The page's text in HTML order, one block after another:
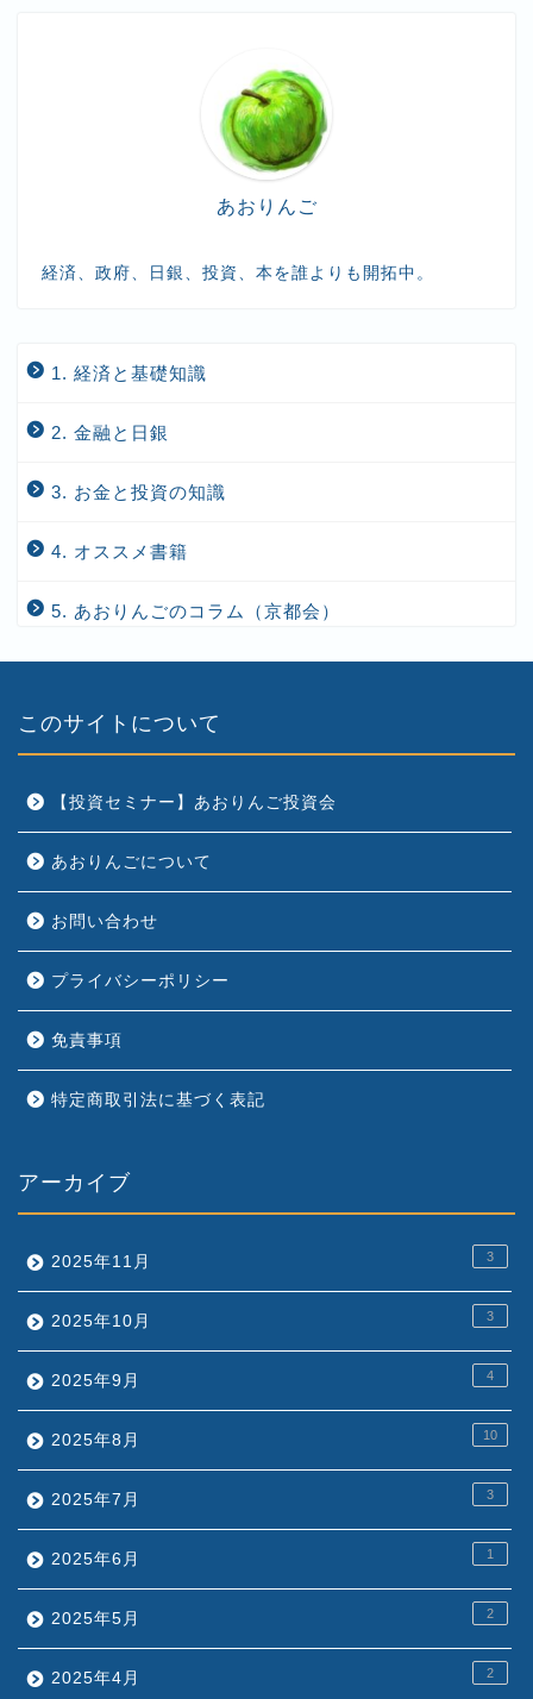
あおりんご
経済、政府、日銀、投資、本を誰よりも開拓中。
1. 経済と基礎知識
2. 金融と日銀
3. お金と投資の知識
4. オススメ書籍
5. あおりんごのコラム（京都会）
このサイトについて
【投資セミナー】あおりんご投資会
あおりんごについて
お問い合わせ
プライバシーポリシー
免責事項
特定商取引法に基づく表記
アーカイブ
2025年11月 3
2025年10月 3
2025年9月 4
2025年8月 10
2025年7月 3
2025年6月 1
2025年5月 2
2025年4月 2